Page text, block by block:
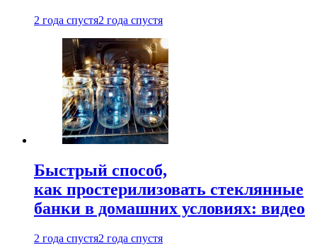
2 года спустя2 года спустя
Быстрый способ,
как простерилизовать стеклянные
банки в домашних условиях: видео
2 года спустя2 года спустя